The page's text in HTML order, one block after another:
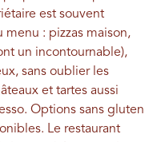
est souvent
: pizzas maison,
un incontournable),
sans oublier les
et tartes aussi
Options sans gluten
Le restaurant